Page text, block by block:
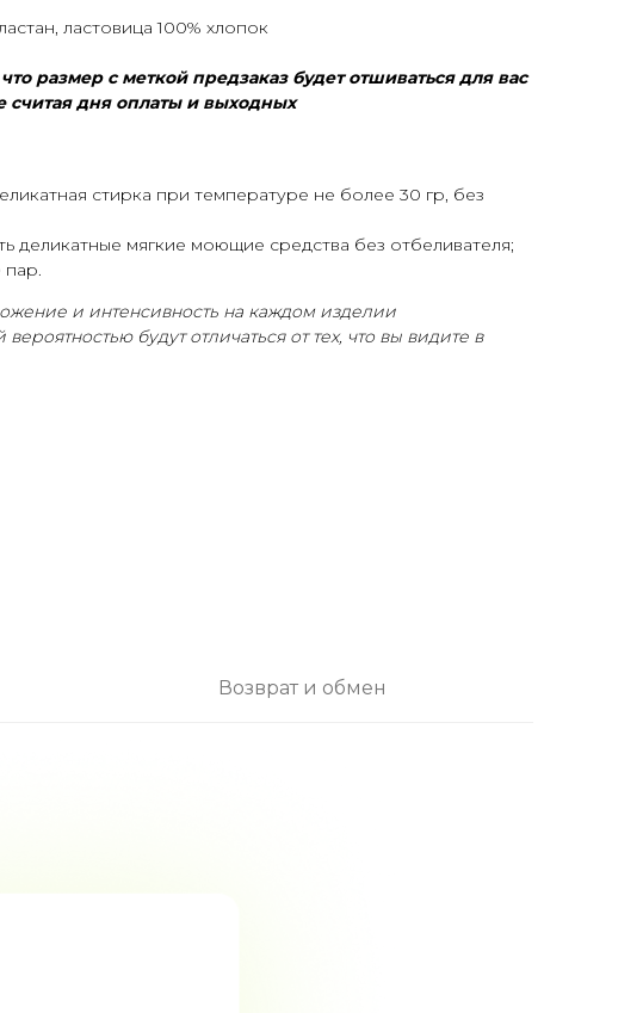
ластовица 100% хлопок
размер с меткой предзаказ будет отшиваться для вас
считая дня оплаты и выходных
стирка при температуре не более 30 гр, без
деликатные мягкие моющие средства без отбеливателя;
пар.
и интенсивность на каждом изделии
будут отличаться от тех, что вы видите в
Возврат и обмен